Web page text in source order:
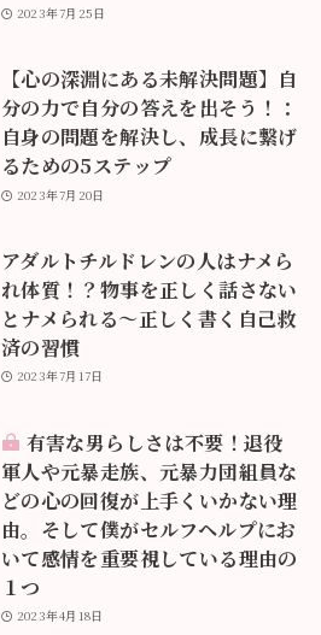
2023年7月25日
【心の深淵にある未解決問題】自
分の力で自分の答えを出そう！：
自身の問題を解決し、成長に繋げ
るための5ステップ
2023年7月20日
アダルトチルドレンの人はナメら
れ体質！？物事を正しく話さない
とナメられる〜正しく書く自己救
済の習慣
2023年7月17日
有害な男らしさは不要！退役
軍人や元暴走族、元暴力団組員な
どの心の回復が上手くいかない理
由。そして僕がセルフヘルプにお
いて感情を重要視している理由の
１つ
2023年4月18日